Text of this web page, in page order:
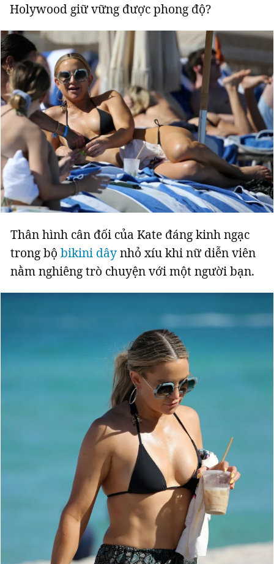
Đọc Thanh Niên trên điện thoại
Theo dõi báo trên
Hotline
0906 645 777
Liên hệ quảng cáo
0908 780 404
Chính sách bảo
Tổng biên tập: Nguyễn Ngọc Toàn
Phó tổng biên tập: Hải Thành
dưới mọi hình thức nếu không có sự chấp thuận bằng văn bản.
Phát triển bởi ePi Technologies, JSC.
Holywood giữ vững được phong độ?
Thân hình cân đối của Kate đáng kinh ngạc
trong bộ bikini dâynhỏ xíu khi nữ diễn viên
nằm nghiêng trò chuyện với một người bạn.